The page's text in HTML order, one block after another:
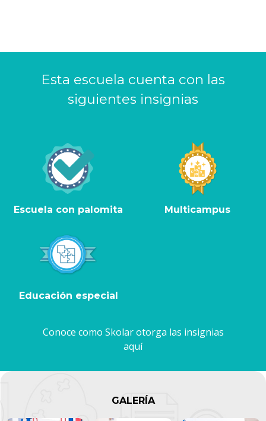
Esta escuela cuenta con las
siguientes insignias
Escuela con palomita Multicampus
Educación especial
Conoce como Skolar otorga las insignias
aquí
GALERÍA